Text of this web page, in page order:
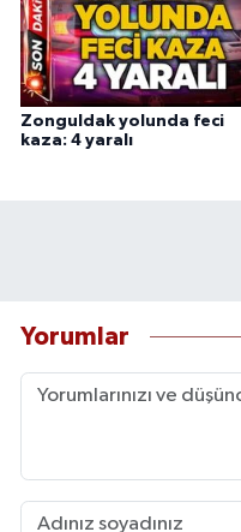
Zonguldak yolunda feci
kaza: 4 yaralı
Yorumlar